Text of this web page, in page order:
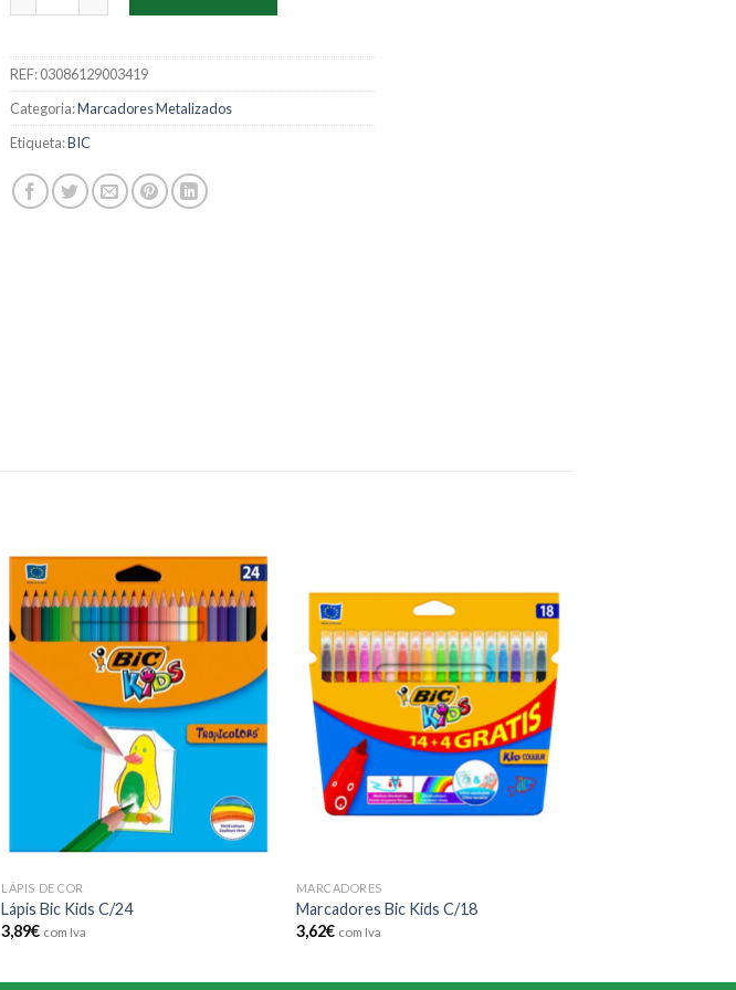
REF:03086129003419
Categoria:Marcadores Metalizados
Etiqueta:BIC
Add to
LÁPIS DE COR
Lápis Bic Kids C/24
3,89€ com Iva
Add to
wishlist
MARCADORES
Marcadores Bic Kids C/18
3,62€ com Iva